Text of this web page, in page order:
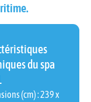
du spa
(cm) : 239 x